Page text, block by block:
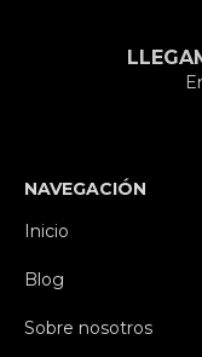
NAVEGACIÓN
Inicio
Blog
Sobre nosotros